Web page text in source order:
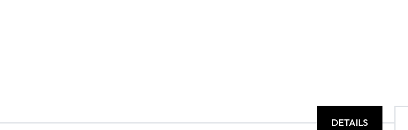
DETAILS